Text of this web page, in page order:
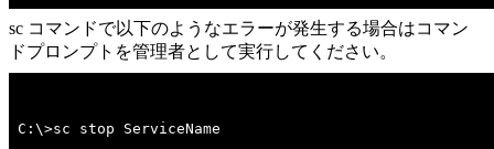
sc コマンドで以下のようなエラーが発生する場合はコマン
ドプロンプトを管理者として実行してください。